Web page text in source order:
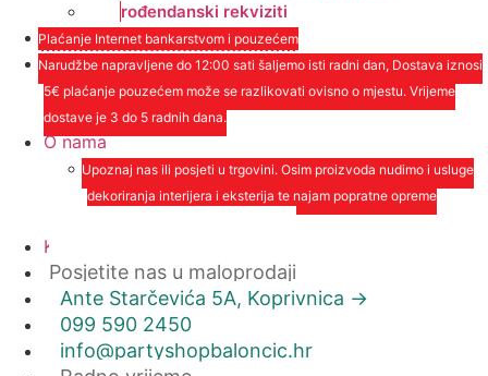
rođendanski rekviziti
Plaćanje Internet bankarstvom i pouzećem
Narudžbe napravljene do 12:00 sati šaljemo isti radni dan, Dostava iznosi
5€ plaćanje pouzećem može se razlikovati ovisno o mjestu. Vrijeme
dostave je 3 do 5 radnih dana.
O nama
Upoznaj nas ili posjeti u trgovini. Osim proizvoda nudimo i usluge
dekoriranja interijera i eksterija te najam popratne opreme
Kontakt
Posjetite nas u maloprodaji
Ante Starčevića 5A, Koprivnica ->
099 590 2450
info@partyshopbaloncic.hr